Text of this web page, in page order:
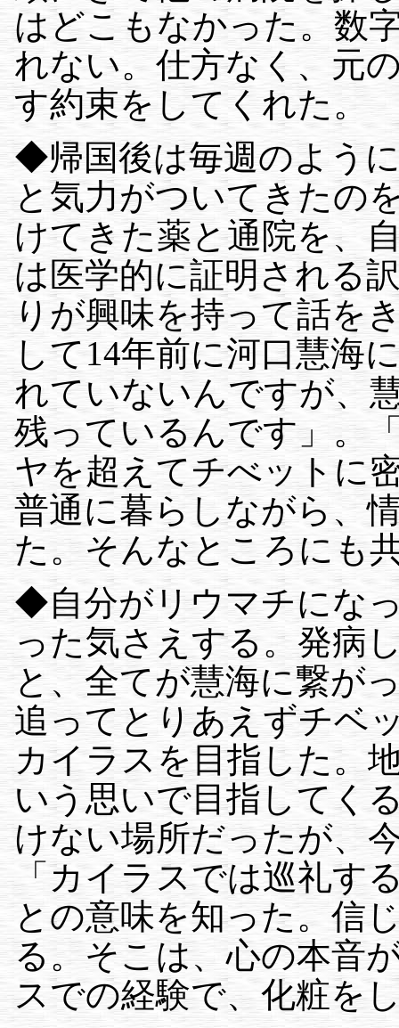
はどこもなかった。数
れない。仕方なく、元
す約束をしてくれた。
◆帰国後は毎週のよう
と気力がついてきたの
けてきた薬と通院を、
は医学的に証明される
りが興味を持って話を
して14年前に河口慧海
れていないんですが、
残っているんです」。
ヤを超えてチべットに
普通に暮らしながら、
た。そんなところにも
◆自分がリウマチにな
った気さえする。発病
と、全てが慧海に繋が
追ってとりあえずチベ
カイラスを目指した。
いう思いで目指してく
けない場所だったが、
「カイラスでは巡礼す
との意味を知った。信
る。そこは、心の本音
スでの経験で、化粧を